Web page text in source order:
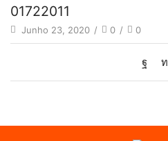
01722011
Junho 23, 2020 / 0 / 0